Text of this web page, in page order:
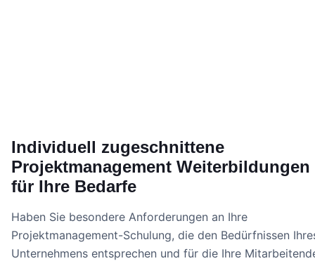
Individuell zugeschnittene
Projektmanagement Weiterbildungen
für Ihre Bedarfe
Haben Sie besondere Anforderungen an Ihre
Projektmanagement-Schulung, die den Bedürfnissen
Unternehmens entsprechen und für die Ihre